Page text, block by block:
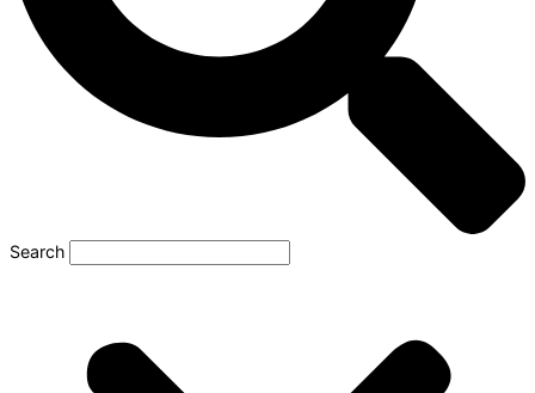
Search